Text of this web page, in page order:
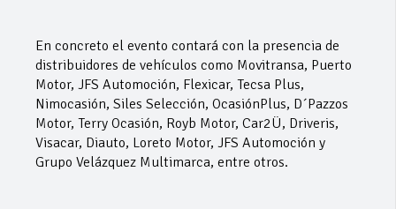
En concreto el evento contará con la presencia de
distribuidores de vehículos como Movitransa, Puerto
Motor, JFS Automoción, Flexicar, Tecsa Plus,
Nimocasión, Siles Selección, OcasiónPlus, D´Pazzos
Motor, Terry Ocasión, Royb Motor, Car2Ü, Driveris,
Visacar, Diauto, Loreto Motor, JFS Automoción y
Grupo Velázquez Multimarca, entre otros.